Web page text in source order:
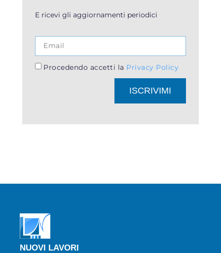
E ricevi gli aggiornamenti periodici
Procedendo accetti la Privacy Policy
ISCRIVIMI
NUOVI LAVORI